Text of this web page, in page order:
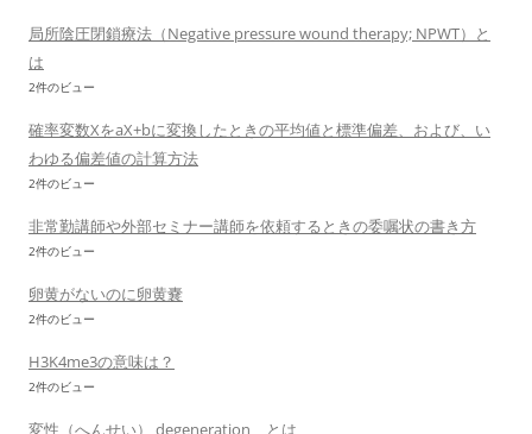
局所陰圧閉鎖療法（Negative pressure wound therapy; NPWT）と
は
2件のビュー
確率変数XをaX+bに変換したときの平均値と標準偏差、および、い
わゆる偏差値の計算方法
2件のビュー
非常勤講師や外部セミナー講師を依頼するときの委嘱状の書き方
2件のビュー
卵黄がないのに卵黄嚢
2件のビュー
H3K4me3の意味は？
2件のビュー
変性（へんせい） degeneration とは